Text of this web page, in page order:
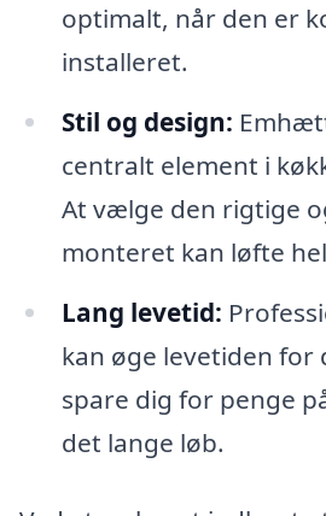
optimalt, når den er
installeret.
Stil og design:
centralt element i
At vælge den rigtige
monteret kan løfte
Lang levetid:
kan øge levetiden
spare dig for penge
det lange løb.